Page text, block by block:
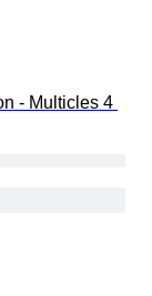
- Multicles 4